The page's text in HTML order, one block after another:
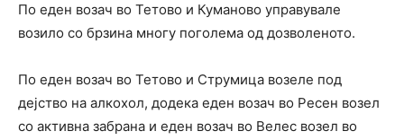
По еден возач во Тетово и Куманово управувале
возило со брзина многу поголема од дозволеното.
По еден возач во Тетово и Струмица возеле под
дејство на алкохол, додека еден возач во Ресен возел
со активна забрана и еден возач во Велес возел во